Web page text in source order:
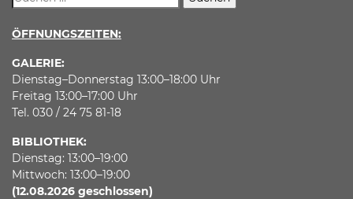
ÖFFNUNGSZEITEN:
GALERIE:
Dienstag–Donnerstag 13:00–18:00 Uhr
Freitag 13:00–17:00 Uhr
Tel. 030 / 24 75 81-18
BIBLIOTHEK:
Dienstag: 13:00–19:00
Mittwoch: 13:00–19:00
(12.08.2026 geschlossen)